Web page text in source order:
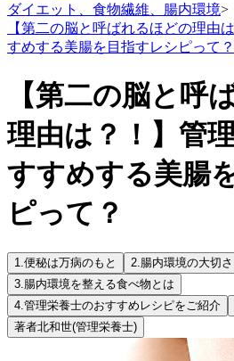
ダイエット、食物繊維、腸内環境>
【第二の脳と呼ばれるほどの理由
すめする美腸を目指すレシピって？
【第二の脳と呼
理由は？！】管
すすめする美腸
ピって？
1.便秘は万病のもと 2.腸内環境の大切さ
3.腸内環境を整える食べ物とは
4.管理栄養士のおすすめレシピをご紹介
著者北和世(管理栄養士)